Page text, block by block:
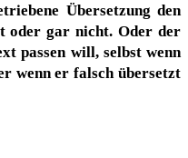
Über­set­zung den
oder gar nicht. Oder der
pas­sen will, selbst wenn
wenn er falsch über­setzt